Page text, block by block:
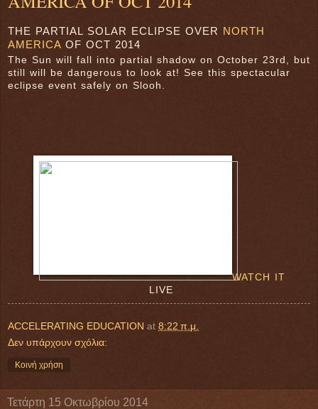
THE PARTIAL SOLAR ECLIPSE OVER NORTH
AMERICA OF OCT 2014
The Sun will fall into partial shadow on October 23rd, but
still will be dangerous to look at! See this spectacular
eclipse event safely on Slooh.
WATCH IT
LIVE
ACCELERATING EDUCATION at 8:22 π.μ.
Δεν υπάρχουν σχόλια:
Κοινή χρήση
Τετάρτη 15 Οκτωβρίου 2014